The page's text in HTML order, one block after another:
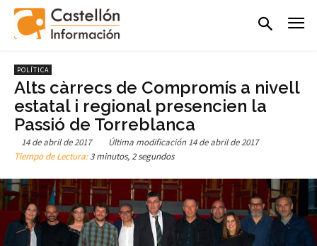
POLÍTICA
Alts càrrecs de Compromís a nivell
estatal i regional presencien la
Passió de Torreblanca
14 de abril de 2017 Última modificación 14 de abril de 2017
Tiempo de Lectura:3 minutos, 2 segundos